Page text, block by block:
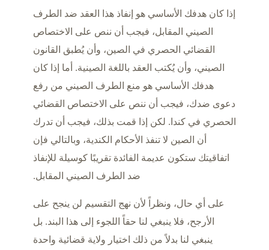
إذا كان هدفك الأساسي هو إنفاذ هذا العقد ضد الطرف
الصيني المقابل، فيجب أن ننص على الاختصاص
القضائي الحصري في الصين، وأن يُطبق القانون
الصيني، وأن يُكتب العقد باللغة الصينية. أما إذا كان
هدفك الأساسي هو منع الطرف الصيني من رفع
دعوى ضدك، فيجب أن ننص على الاختصاص القضائي
الحصري في كندا. لكن إذا قمت بذلك، فيجب أن تدرك
أن الصين لا تنفذ الأحكام الكندية، وبالتالي فإن
اتفاقيتك ستكون عديمة الفائدة تقريبًا كوسيلة للإنفاذ
ضد الطرف الصيني المقابل.
على أي حال، ونظراً لأن نهج التقسيم لن ينجح على
الأرجح، فلا ينبغي لنا حقاً اللجوء إلى هذا البند. بل
ينبغي لنا بدلاً من ذلك اختيار ولاية قضائية واحدة